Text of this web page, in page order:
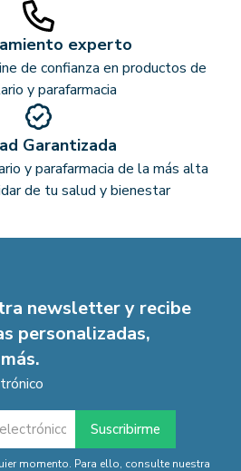
experto
de confianza en productos de
y parafarmacia
Garantizada
y parafarmacia de la más alta
de tu salud y bienestar
newsletter y recibe
personalizadas,
momento. Para ello, consulte nuestra